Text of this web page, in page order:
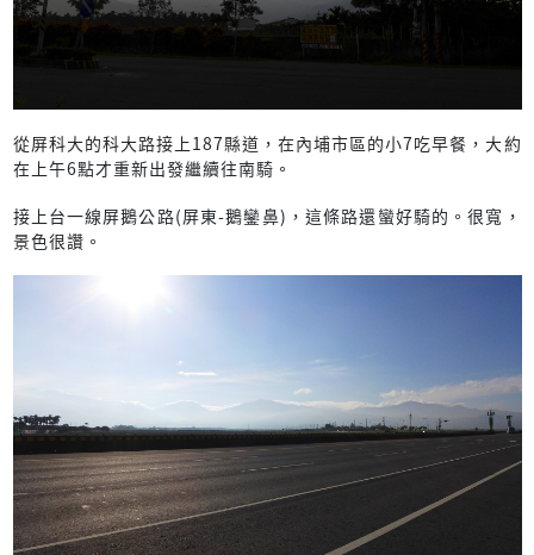
從屏科大的科大路接上187縣道，在內埔市區的小7吃早餐，大約
在上午6點才重新出發繼續往南騎。
接上台一線屏鵝公路(屏東-鵝鑾鼻)，這條路還蠻好騎的。很寬，
景色很讚。